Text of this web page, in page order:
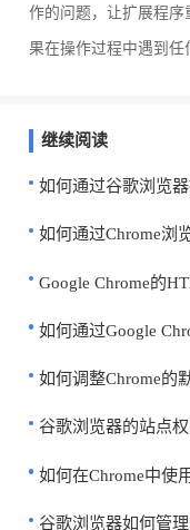
作的问题，让扩展程序
果在操作过程中遇到任
继续阅读
如何通过谷歌浏览
如何通过Chrome浏
Google Chrome的
如何通过Google
如何调整Chrome的
谷歌浏览器的站点
如何在Chrome中使
谷歌浏览器如何管